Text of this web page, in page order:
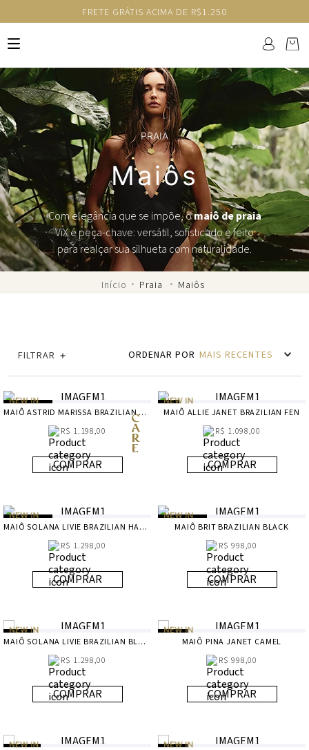
FRETE GRÁTIS ACIMA DE R$1.250
PRAIA
Maiôs
Com elegância que se impõe, omaiô de praia
ViX é peça-chave: versátil, sofisticado e feito
para realçar sua silhueta com naturalidade.
Praia Maiôs
FILTRAR MAIS RECENTES
MAIÔ ASTRID MARISSA BRAZILIAN EARTHLINE
R$ 1.198,00
COMPRAR
MAIÔ ALLIE JANET BRAZILIAN FEN
R$ 1.098,00
COMPRAR
MAIÔ SOLANA LIVIE BRAZILIAN HARVEST
R$ 1.298,00
COMPRAR
MAIÔ BRIT BRAZILIAN BLACK
R$ 998,00
COMPRAR
MAIÔ SOLANA LIVIE BRAZILIAN BLACK
R$ 1.298,00
COMPRAR
MAIÔ PINA JANET CAMEL
R$ 998,00
COMPRAR